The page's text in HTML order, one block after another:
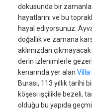
dokusunda bir
hayatlarını ve bu
hayal ediyorsunuz.
doğallık ve zamana
aklımızdan
derin izlenimlerle
kenarında yer alan Villa
Burası, 113 yıllık tarihi
köşesi işçilikle bezeli,
olduğu bu yapıda